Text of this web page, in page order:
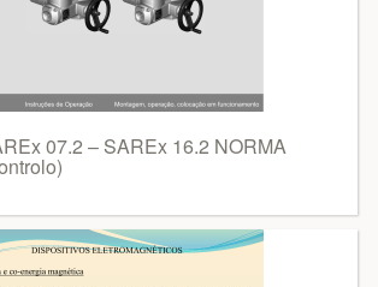
07.2 – SAREx 16.2 NORMA